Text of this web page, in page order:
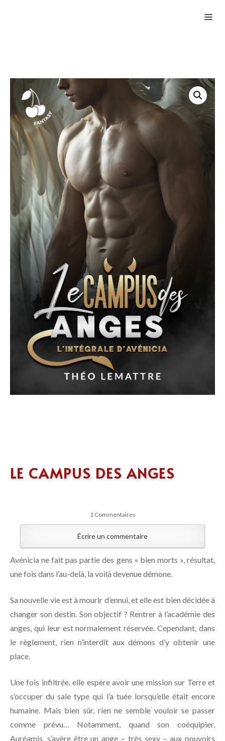
LE CAMPUS DES ANGES
1 Commentaires
Écrire un commentaire
Avénicia ne fait pas partie des gens « bien morts », résultat,
une fois dans l’au-delà, la voilà devenue démone.
Sa nouvelle vie est à mourir d’ennui, et elle est bien décidée à
changer son destin. Son objectif ? Rentrer à l’académie des
anges, qui leur est normalement réservée. Cependant, dans
le règlement, rien n’interdit aux démons d’y obtenir une
place.
Une fois infiltrée, elle espère avoir une mission sur Terre et
s’occuper du sale type qui l’a tuée lorsqu’elle était encore
humaine. Mais bien sûr, rien ne semble vouloir se passer
comme prévu… Notamment, quand son coéquipier,
Auréamis, s’avère être un ange – très sexy – aux pouvoirs